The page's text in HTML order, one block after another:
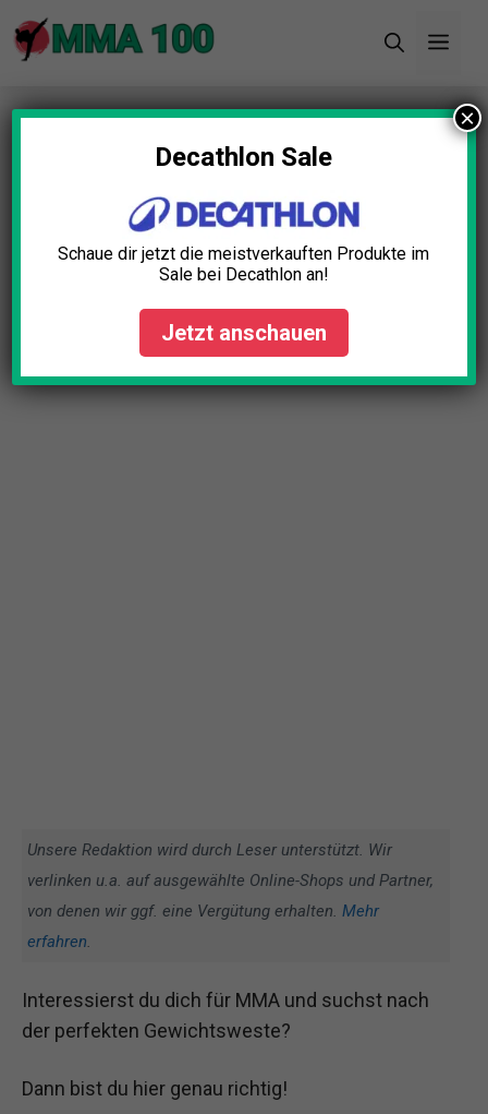
Inhalt
Startseite»Blog»MMA Gewichtsweste Test: Die
11 besten (Bestenliste)
MMA Gewichtsweste Test:
Die 11 besten (Bestenliste)
April 23, 2025
Unsere Redaktion wird durch Leser unterstützt. Wir
verlinken u.a. auf ausgewählte Online-Shops und Partner,
von denen wir ggf. eine Vergütung erhalten. Mehr
erfahren.
Interessierst du dich für MMA und suchst nach
der perfekten Gewichtsweste?
Dann bist du hier genau richtig!
Decathlon Sale
Schaue dir jetzt die meistverkauften Produkte im
Sale bei Decathlon an!
Jetzt anschauen
×